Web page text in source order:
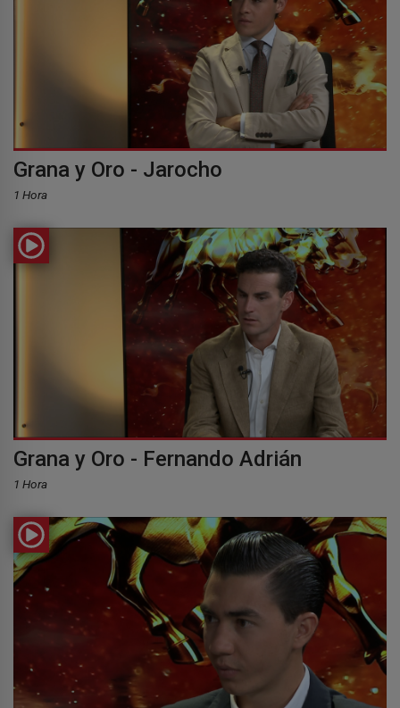
Grana y Oro - Jarocho
1 Hora
Grana y Oro - Fernando Adrián
1 Hora